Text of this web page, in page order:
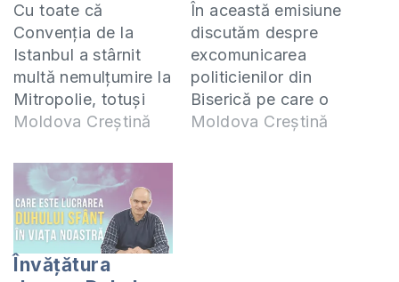
Cu toate că
Convenția de la
Istanbul a stârnit
multă nemulțumire la
Mitropolie, totuși
puțini sunt cei care
această Convenție
și motivele pentru
care Mitropolia
Moldovei se declară
împotriva ratificării
acesteia. Vă invit să
Moldova Creștină
În această emisiune
discutăm despre
excomunicarea
politicienilor din
Biserică pe care o
propun preoții din
Moldova Creștină
Învățătura